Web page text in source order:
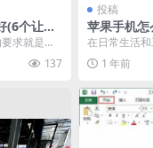
(6个让人
件分享)
求就是：
，结果一导
137
投稿
苹果手机
松搞定长图
在日常生活
遇到需要长
录长聊天记录
1 年前